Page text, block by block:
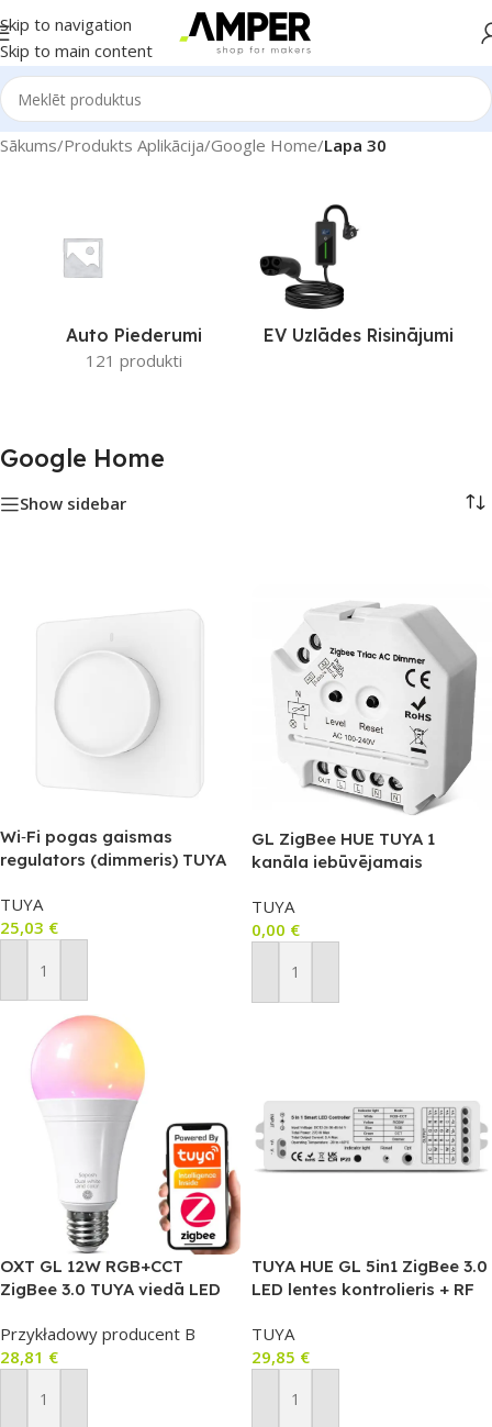
Skip to navigation
Skip to main content
Sākums/Produkts Aplikācija/Google Home/Lapa 30
Auto Piederumi
121 produkti
EV Uzlādes Risinājumi
Google Home
Show sidebar
Wi‑Fi pogas gaismas
regulators (dimmeris) TUYA
TUYA
25,03 €
Pievienot Grozam
GL ZigBee HUE TUYA 1
kanāla iebūvējamais
(SWTZ129)
TUYA
0,00 €
Pievienot Grozam
OXT GL 12W RGB+CCT
ZigBee 3.0 TUYA viedā LED
Przykładowy producent B
28,81 €
Pievienot Grozam
TUYA HUE GL 5in1 ZigBee 3.0
LED lentes kontrolieris + RF
TUYA
29,85 €
Pievienot Grozam